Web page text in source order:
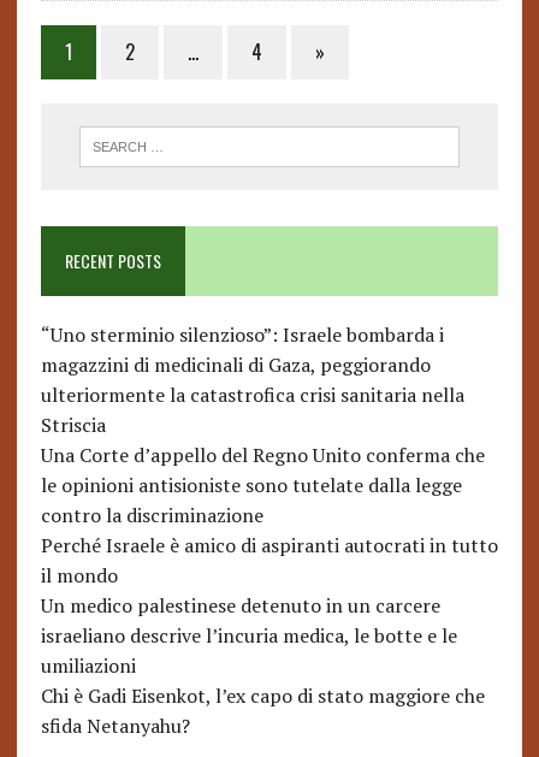
1 2 … 4 »
RECENT POSTS
“Uno sterminio silenzioso”: Israele bombarda i
magazzini di medicinali di Gaza, peggiorando
ulteriormente la catastrofica crisi sanitaria nella
Striscia
Una Corte d’appello del Regno Unito conferma che
le opinioni antisioniste sono tutelate dalla legge
contro la discriminazione
Perché Israele è amico di aspiranti autocrati in tutto
il mondo
Un medico palestinese detenuto in un carcere
israeliano descrive l’incuria medica, le botte e le
umiliazioni
Chi è Gadi Eisenkot, l’ex capo di stato maggiore che
sfida Netanyahu?